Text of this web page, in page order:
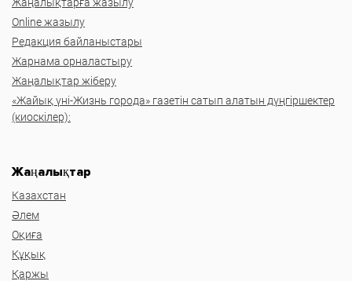
Online жазылу
Редакция байланыстары
Жарнама орналастыру
Жаңалықтар жіберу
«Жайық үні-Жизнь города» газетін сатып алатын дүңгіршектер
(киоскілер):
Жаңалықтар
Казахстан
Әлем
Оқиға
Құқық
Қаржы